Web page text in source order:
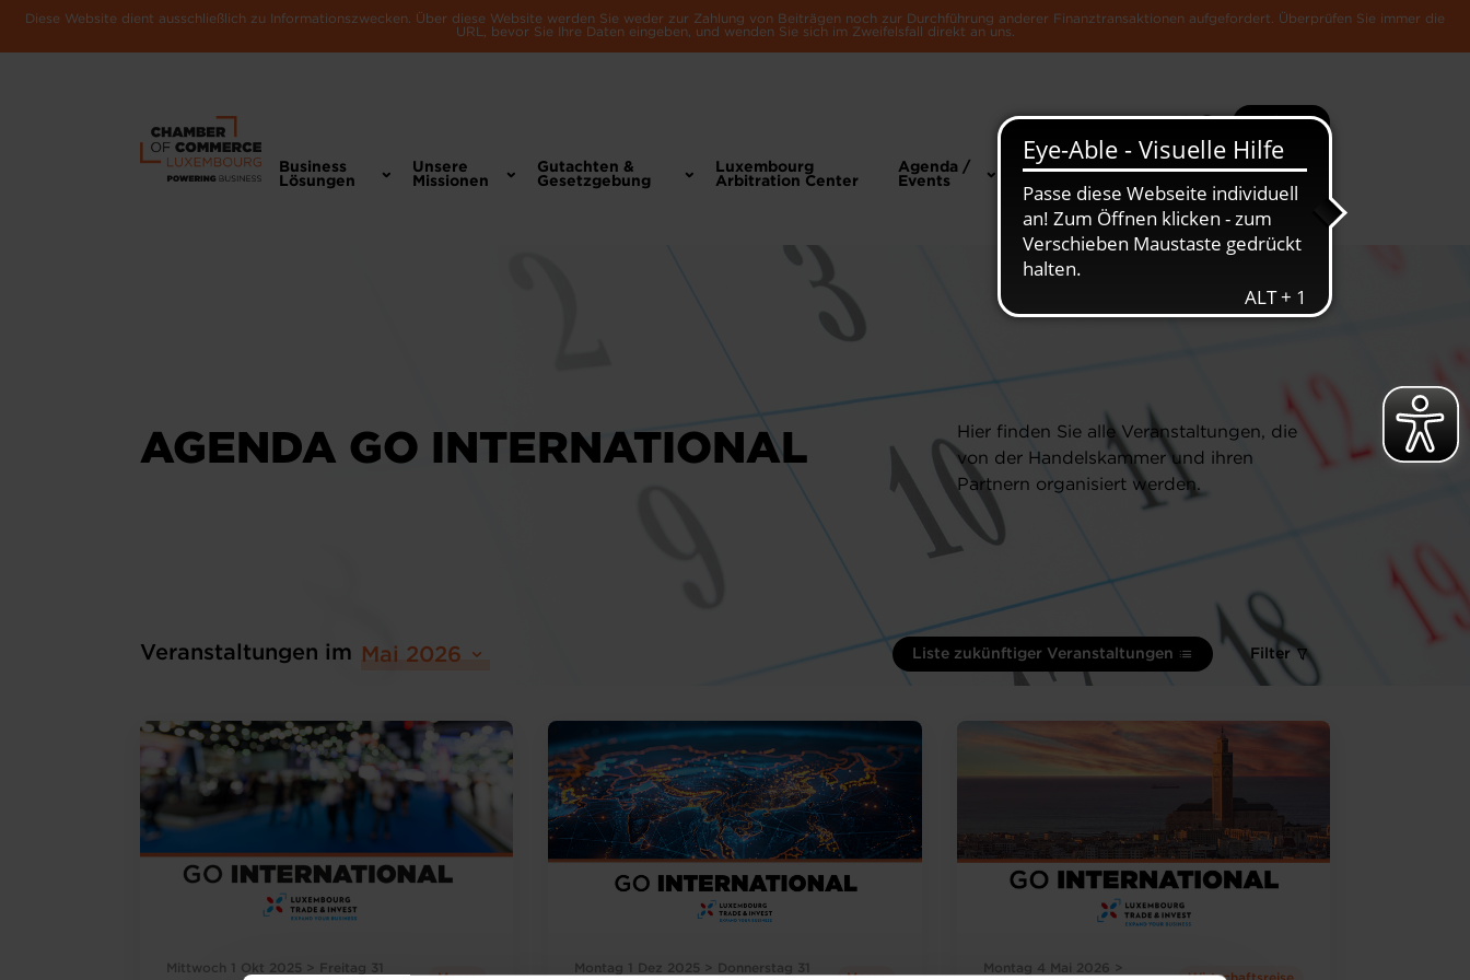
Diese Website dient ausschließlich zu Informationszwecken. Über diese Website werden Sie weder zur Zahlung von Beiträgen noch zur Durchführung anderer Finanztransaktionen aufgefordert. Überprüfen Sie immer die
URL, bevor Sie Ihre Daten eingeben, und wenden Sie sich im Zweifelsfall direkt an uns.
Suche Mehr
Business
Lösungen
Unsere
Missionen
Gutachten &
Gesetzgebung
Luxembourg
Arbitration Center
Agenda /
Events
News &
Die Luxemburger
AGENDA GO INTERNATIONAL
Hier finden Sie alle Veranstaltungen, die
von der Handelskammer und ihren
Partnern organisiert werden.
Veranstaltungen im Mai 2026 Liste zukünftiger Veranstaltungen Filter
Mittwoch 1 Okt 2025 > Freitag 31
Montag 1 Dez 2025 > Donnerstag 31
Montag 4 Mai 2026 >